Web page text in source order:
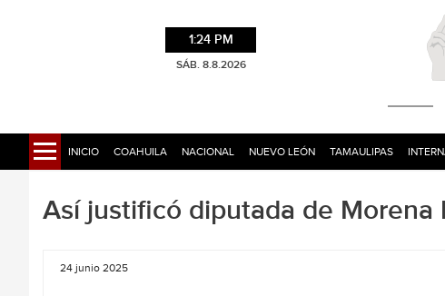
1:24 PM
SÁB. 8.8.2026
INICIO COAHUILA NACIONAL NUEVO LEÓN TAMAULIPAS
Así justificó diputada de Morena
24 junio 2025